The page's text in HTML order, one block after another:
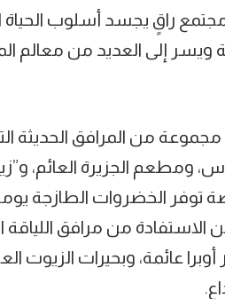
راقٍ يجسد أسلوب الحياة
ويسر إلى العديد من معالم
من المرافق الحديثة
ومطعم الجزيرة العائم،
توفر الخضروات الطازجة
من مرافق اللياقة
أوبرا عائمة، وبحيرات الزيوت